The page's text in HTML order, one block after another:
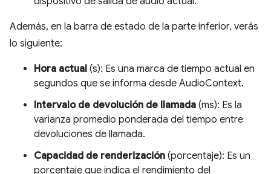
Además, en la barra de estado de la parte inferior, verás
lo siguiente:
Hora actual (s): Es una marca de tiempo actual en
segundos que se informa desde AudioContext.
Intervalo de devolución de llamada (ms): Es la
varianza promedio ponderada del tiempo entre
devoluciones de llamada.
Capacidad de renderización (porcentaje): Es un
porcentaje que indica el rendimiento del